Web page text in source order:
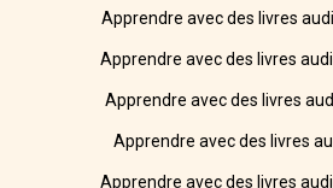
Apprendre avec des livres
Apprendre avec des livres
Apprendre avec des livres
Apprendre avec des livres
Apprendre avec des livres